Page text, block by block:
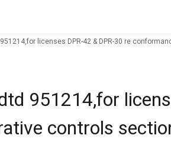
licenses DPR-42 & DPR-30 re
951214,for
controls